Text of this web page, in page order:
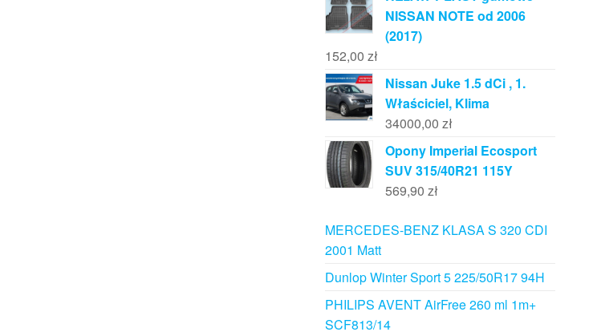
NISSAN NOTE od 2006
(2017)
152,00 zł
Nissan Juke 1.5 dCi , 1.
Właściciel, Klima
34000,00 zł
Opony Imperial Ecosport
SUV 315/40R21 115Y
569,90 zł
MERCEDES-BENZ KLASA S 320 CDI
2001 Matt
Dunlop Winter Sport 5 225/50R17 94H
PHILIPS AVENT AirFree 260 ml 1m+
SCF813/14